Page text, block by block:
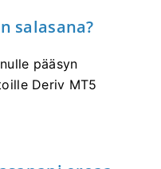
salasana?
pääsyn
Deriv MT5